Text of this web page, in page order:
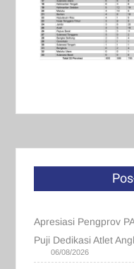
Apresiasi Pengprov
Puji Dedikasi Atlet
06/08/2026